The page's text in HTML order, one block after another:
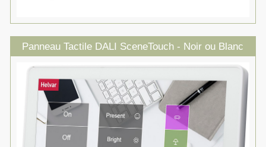
Panneau Tactile DALI SceneTouch - Noir ou Blanc